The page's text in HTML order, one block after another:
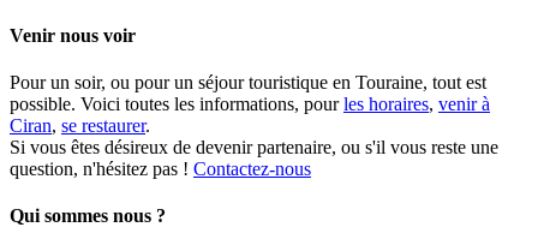
Venir nous voir
Pour un soir, ou pour un séjour touristique en Touraine, tout est
possible. Voici toutes les informations, pourles horaires, venir à
Ciran, se restaurer.
Si vous êtes désireux de devenir partenaire, ou s'il vous reste une
question, n'hésitez pas ! Contactez-nous
Qui sommes nous ?